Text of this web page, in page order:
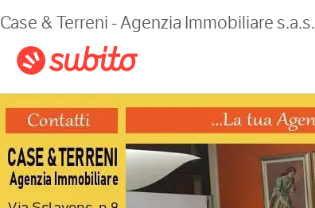
Magazine Consigli per la vendita
Case & Terreni - Agenzia Immobiliare s.a.s.